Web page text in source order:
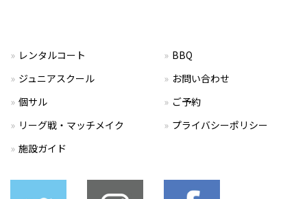
レンタルコート
ジュニアスクール
個サル
リーグ戦・マッチメイク
施設ガイド
BBQ
お問い合わせ
ご予約
プライバシーポリシー